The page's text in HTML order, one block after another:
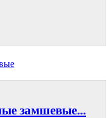
замшевые...